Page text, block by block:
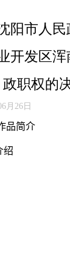
阳市人
开发区
政职权的
月26日